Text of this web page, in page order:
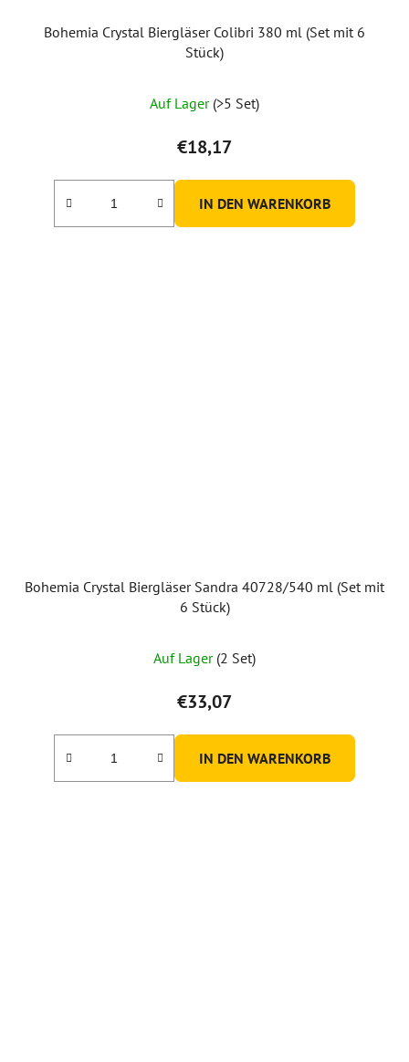
Bohemia Crystal Biergläser Colibri 380 ml (Set mit 6
Stück)
Auf Lager (>5 Set)
€18,17
IN DEN WARENKORB
Bohemia Crystal Biergläser Sandra 40728/540 ml (Set mit
6 Stück)
Auf Lager (2 Set)
€33,07
IN DEN WARENKORB